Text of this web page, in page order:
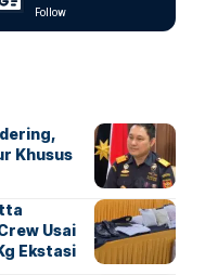
Follow
Khusus
Usai
Ekstasi